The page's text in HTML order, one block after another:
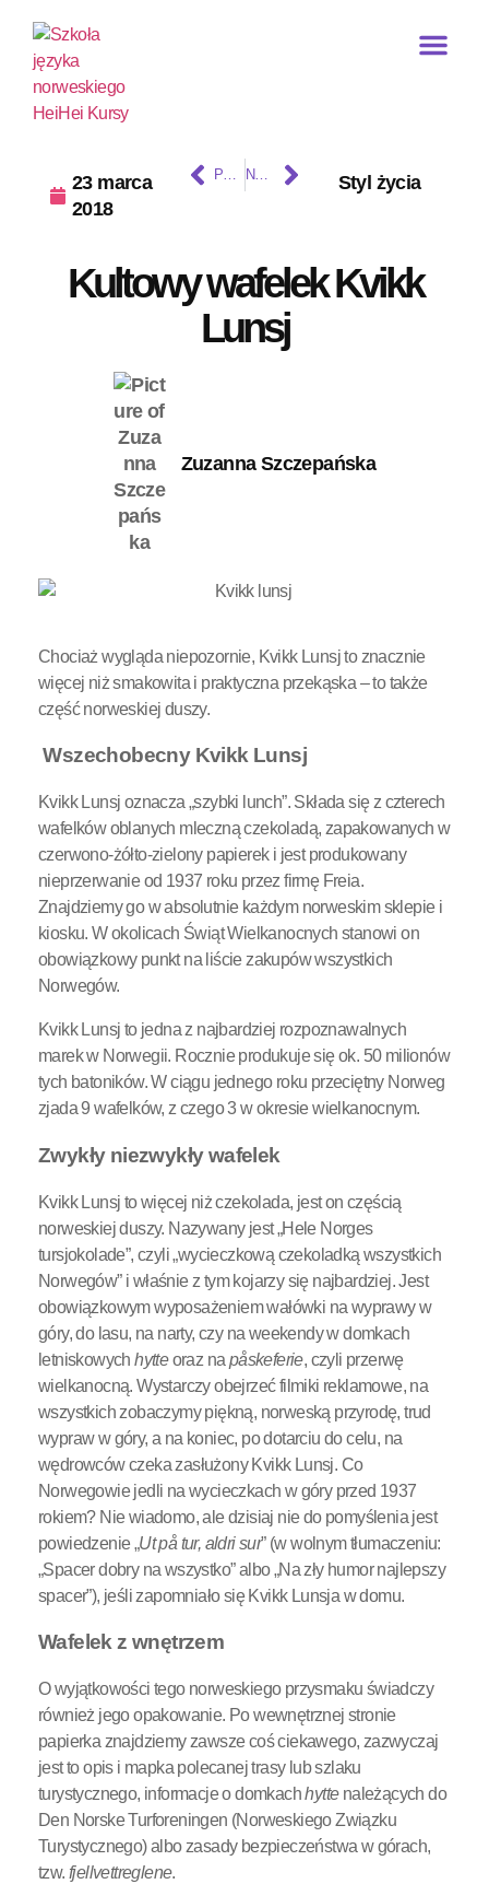
23 marca
2018
POPRZEDNI NASTĘPNY Styl życia
Kultowy wafelek Kvikk
Lunsj
Zuzanna Szczepańska
Chociaż wygląda niepozornie, Kvikk Lunsj to znacznie
więcej niż smakowita i praktyczna przekąska – to także
część norweskiej duszy.
Wszechobecny Kvikk Lunsj
Kvikk Lunsj oznacza „szybki lunch”. Składa się z czterech
wafelków oblanych mleczną czekoladą, zapakowanych w
czerwono-żółto-zielony papierek i jest produkowany
nieprzerwanie od 1937 roku przez firmę Freia.
Znajdziemy go w absolutnie każdym norweskim sklepie i
kiosku. W okolicach Świąt Wielkanocnych stanowi on
obowiązkowy punkt na liście zakupów wszystkich
Norwegów.
Kvikk Lunsj to jedna z najbardziej rozpoznawalnych
marek w Norwegii. Rocznie produkuje się ok. 50 milionów
tych batoników. W ciągu jednego roku przeciętny Norweg
zjada 9 wafelków, z czego 3 w okresie wielkanocnym.
Zwykły niezwykły wafelek
Kvikk Lunsj to więcej niż czekolada, jest on częścią
norweskiej duszy. Nazywany jest „Hele Norges
tursjokolade”, czyli „wycieczkową czekoladką wszystkich
Norwegów” i właśnie z tym kojarzy się najbardziej. Jest
obowiązkowym wyposażeniem wałówki na wyprawy w
góry, do lasu, na narty, czy na weekendy w domkach
letniskowychhytteoraz na påskeferie, czyli przerwę
wielkanocną. Wystarczy obejrzeć filmiki reklamowe, na
wszystkich zobaczymy piękną, norweską przyrodę, trud
wypraw w góry, a na koniec, po dotarciu do celu, na
wędrowców czeka zasłużony Kvikk Lunsj. Co
Norwegowie jedli na wycieczkach w góry przed 1937
rokiem? Nie wiadomo, ale dzisiaj nie do pomyślenia jest
powiedzenie „Ut på tur, aldri sur” (w wolnym tłumaczeniu:
„Spacer dobry na wszystko” albo „Na zły humor najlepszy
spacer”), jeśli zapomniało się Kvikk Lunsja w domu.
Wafelek z wnętrzem
O wyjątkowości tego norweskiego przysmaku świadczy
również jego opakowanie. Po wewnętrznej stronie
papierka znajdziemy zawsze coś ciekawego, zazwyczaj
jest to opis i mapka polecanej trasy lub szlaku
turystycznego, informacje o domkachhyttenależących do
Den Norske Turforeningen (Norweskiego Związku
Turystycznego) albo zasady bezpieczeństwa w górach,
tzw. fjellvettreglene.